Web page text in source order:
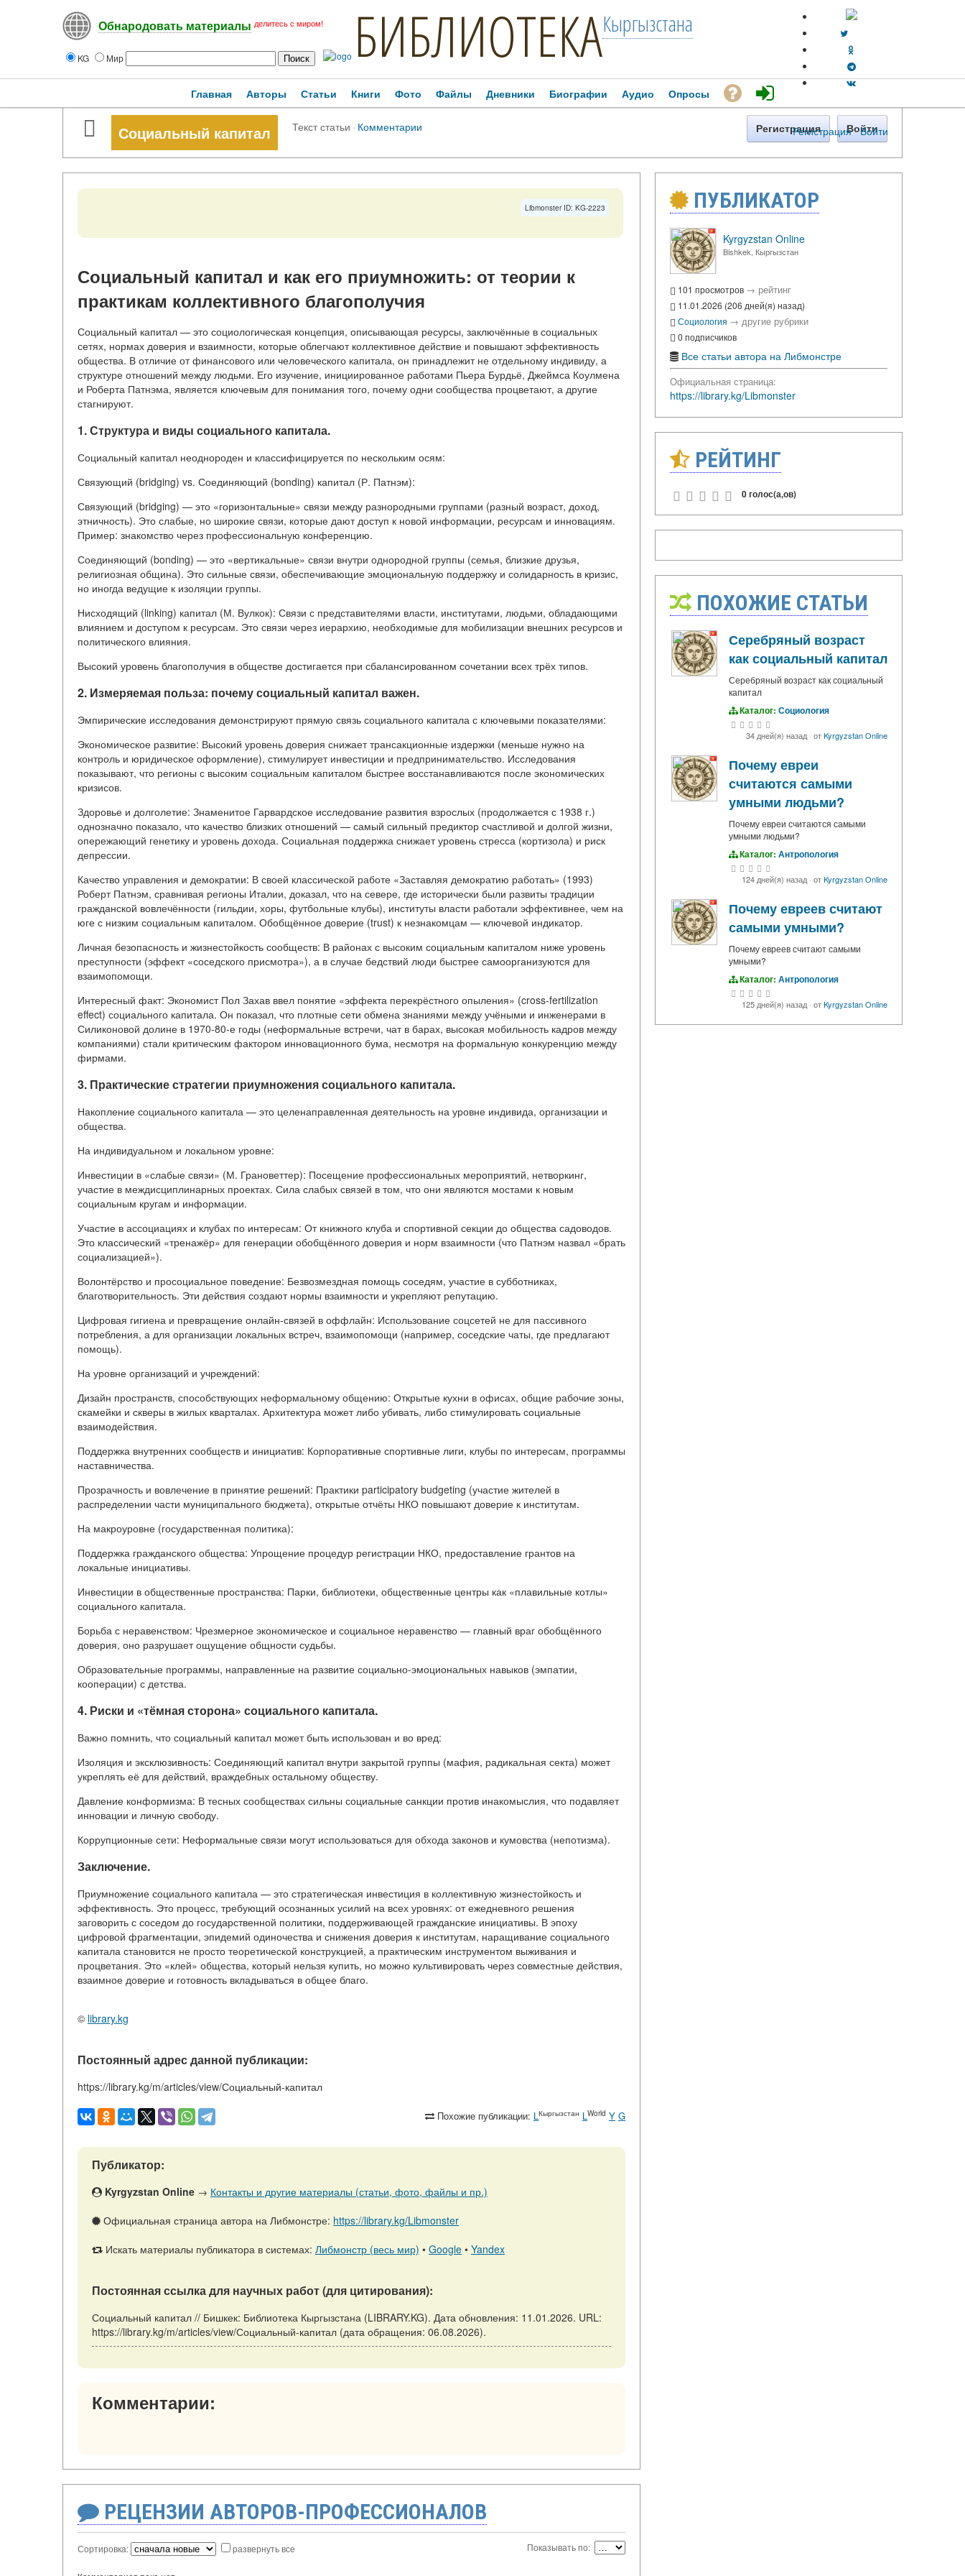
Обнародовать материалы делитесь с миром!
KG Мир БИБЛИОТЕКАКыргызстана
Регистрация · Войти
Главная Авторы Статьи Книги Фото Файлы Дневники Биографии Аудио Опросы
Социальный капитал Текст статьи · Комментарии Регистрация Войти
Libmonster ID: KG-2223
Социальный капитал и как его приумножить: от теории к
практикам коллективного благополучия
Социальный капитал — это социологическая концепция, описывающая ресурсы, заключённые в социальных
сетях, нормах доверия и взаимности, которые облегчают коллективное действие и повышают эффективность
общества. В отличие от финансового или человеческого капитала, он принадлежит не отдельному индивиду, а
структуре отношений между людьми. Его изучение, инициированное работами Пьера Бурдьё, Джеймса Коулмена
и Роберта Патнэма, является ключевым для понимания того, почему одни сообщества процветают, а другие
стагнируют.
1. Структура и виды социального капитала.
Социальный капитал неоднороден и классифицируется по нескольким осям:
Связующий (bridging) vs. Соединяющий (bonding) капитал (Р. Патнэм):
Связующий (bridging) — это «горизонтальные» связи между разнородными группами (разный возраст, доход,
этничность). Это слабые, но широкие связи, которые дают доступ к новой информации, ресурсам и инновациям.
Пример: знакомство через профессиональную конференцию.
Соединяющий (bonding) — это «вертикальные» связи внутри однородной группы (семья, близкие друзья,
религиозная община). Это сильные связи, обеспечивающие эмоциональную поддержку и солидарность в кризис,
но иногда ведущие к изоляции группы.
Нисходящий (linking) капитал (М. Вулкок): Связи с представителями власти, институтами, людьми, обладающими
влиянием и доступом к ресурсам. Это связи через иерархию, необходимые для мобилизации внешних ресурсов и
политического влияния.
Высокий уровень благополучия в обществе достигается при сбалансированном сочетании всех трёх типов.
2. Измеряемая польза: почему социальный капитал важен.
Эмпирические исследования демонстрируют прямую связь социального капитала с ключевыми показателями:
Экономическое развитие: Высокий уровень доверия снижает трансакционные издержки (меньше нужно на
контроль и юридическое оформление), стимулирует инвестиции и предпринимательство. Исследования
показывают, что регионы с высоким социальным капиталом быстрее восстанавливаются после экономических
кризисов.
Здоровье и долголетие: Знаменитое Гарвардское исследование развития взрослых (продолжается с 1938 г.)
однозначно показало, что качество близких отношений — самый сильный предиктор счастливой и долгой жизни,
опережающий генетику и уровень дохода. Социальная поддержка снижает уровень стресса (кортизола) и риск
депрессии.
Качество управления и демократии: В своей классической работе «Заставляя демократию работать» (1993)
Роберт Патнэм, сравнивая регионы Италии, доказал, что на севере, где исторически были развиты традиции
гражданской вовлечённости (гильдии, хоры, футбольные клубы), институты власти работали эффективнее, чем на
юге с низким социальным капиталом. Обобщённое доверие (trust) к незнакомцам — ключевой индикатор.
Личная безопасность и жизнестойкость сообществ: В районах с высоким социальным капиталом ниже уровень
преступности (эффект «соседского присмотра»), а в случае бедствий люди быстрее самоорганизуются для
взаимопомощи.
Интересный факт: Экономист Пол Захав ввел понятие «эффекта перекрёстного опыления» (cross-fertilization
effect) социального капитала. Он показал, что плотные сети обмена знаниями между учёными и инженерами в
Силиконовой долине в 1970-80-е годы (неформальные встречи, чат в барах, высокая мобильность кадров между
компаниями) стали критическим фактором инновационного бума, несмотря на формальную конкуренцию между
фирмами.
3. Практические стратегии приумножения социального капитала.
Накопление социального капитала — это целенаправленная деятельность на уровне индивида, организации и
общества.
На индивидуальном и локальном уровне:
Инвестиции в «слабые связи» (М. Грановеттер): Посещение профессиональных мероприятий, нетворкинг,
участие в междисциплинарных проектах. Сила слабых связей в том, что они являются мостами к новым
социальным кругам и информации.
Участие в ассоциациях и клубах по интересам: От книжного клуба и спортивной секции до общества садоводов.
Это классический «тренажёр» для генерации обобщённого доверия и норм взаимности (что Патнэм назвал «брать
социализацией»).
Волонтёрство и просоциальное поведение: Безвозмездная помощь соседям, участие в субботниках,
благотворительность. Эти действия создают нормы взаимности и укрепляют репутацию.
Цифровая гигиена и превращение онлайн-связей в оффлайн: Использование соцсетей не для пассивного
потребления, а для организации локальных встреч, взаимопомощи (например, соседские чаты, где предлагают
помощь).
На уровне организаций и учреждений:
Дизайн пространств, способствующих неформальному общению: Открытые кухни в офисах, общие рабочие зоны,
скамейки и скверы в жилых кварталах. Архитектура может либо убивать, либо стимулировать социальные
взаимодействия.
Поддержка внутренних сообществ и инициатив: Корпоративные спортивные лиги, клубы по интересам, программы
наставничества.
Прозрачность и вовлечение в принятие решений: Практики participatory budgeting (участие жителей в
распределении части муниципального бюджета), открытые отчёты НКО повышают доверие к институтам.
На макроуровне (государственная политика):
Поддержка гражданского общества: Упрощение процедур регистрации НКО, предоставление грантов на
локальные инициативы.
Инвестиции в общественные пространства: Парки, библиотеки, общественные центры как «плавильные котлы»
социального капитала.
Борьба с неравенством: Чрезмерное экономическое и социальное неравенство — главный враг обобщённого
доверия, оно разрушает ощущение общности судьбы.
Образовательные программы, направленные на развитие социально-эмоциональных навыков (эмпатии,
кооперации) с детства.
4. Риски и «тёмная сторона» социального капитала.
Важно помнить, что социальный капитал может быть использован и во вред:
Изоляция и эксклюзивность: Соединяющий капитал внутри закрытой группы (мафия, радикальная секта) может
укреплять её для действий, враждебных остальному обществу.
Давление конформизма: В тесных сообществах сильны социальные санкции против инакомыслия, что подавляет
инновации и личную свободу.
Коррупционные сети: Неформальные связи могут использоваться для обхода законов и кумовства (непотизма).
Заключение.
Приумножение социального капитала — это стратегическая инвестиция в коллективную жизнестойкость и
эффективность. Это процесс, требующий осознанных усилий на всех уровнях: от ежедневного решения
заговорить с соседом до государственной политики, поддерживающей гражданские инициативы. В эпоху
цифровой фрагментации, эпидемий одиночества и снижения доверия к институтам, наращивание социального
капитала становится не просто теоретической конструкцией, а практическим инструментом выживания и
процветания. Это «клей» общества, который нельзя купить, но можно культивировать через совместные действия,
взаимное доверие и готовность вкладываться в общее благо.
© library.kg
Постоянный адрес данной публикации:
https://library.kg/m/articles/view/Социальный-капитал
Похожие публикации: LКыргызстан LWorld Y G
Публикатор:
Kyrgyzstan Online → Контакты и другие материалы (статьи, фото, файлы и пр.)
Официальная страница автора на Либмонстре: https://library.kg/Libmonster
Искать материалы публикатора в системах: Либмонстр (весь мир) • Google • Yandex
Постоянная ссылка для научных работ (для цитирования):
Социальный капитал // Бишкек: Библиотека Кыргызстана (LIBRARY.KG). Дата обновления: 11.01.2026. URL:
https://library.kg/m/articles/view/Социальный-капитал (дата обращения: 06.08.2026).
Комментарии:
РЕЦЕНЗИИ АВТОРОВ-ПРОФЕССИОНАЛОВ
Сортировка: развернуть все Показывать по:
ПУБЛИКАТОР
Kyrgyzstan Online
Bishkek, Кыргызстан
101 просмотров → рейтинг
11.01.2026 (206 дней(я) назад)
Социология → другие рубрики
0 подписчиков
Все статьи автора на Либмонстре
Официальная страница:
https://library.kg/Libmonster
РЕЙТИНГ
0 голос(а,ов)
ПОХОЖИЕ СТАТЬИ
Серебряный возраст
как социальный капитал
Серебряный возраст как социальный
капитал
Каталог: Социология
34 дней(я) назад· отKyrgyzstan Online
Почему евреи
считаются самыми
умными людьми?
Почему евреи считаются самыми
умными людьми?
Каталог: Антропология
124 дней(я) назад· отKyrgyzstan Online
Почему евреев считают
самыми умными?
Почему евреев считают самыми
умными?
Каталог: Антропология
125 дней(я) назад· отKyrgyzstan Online